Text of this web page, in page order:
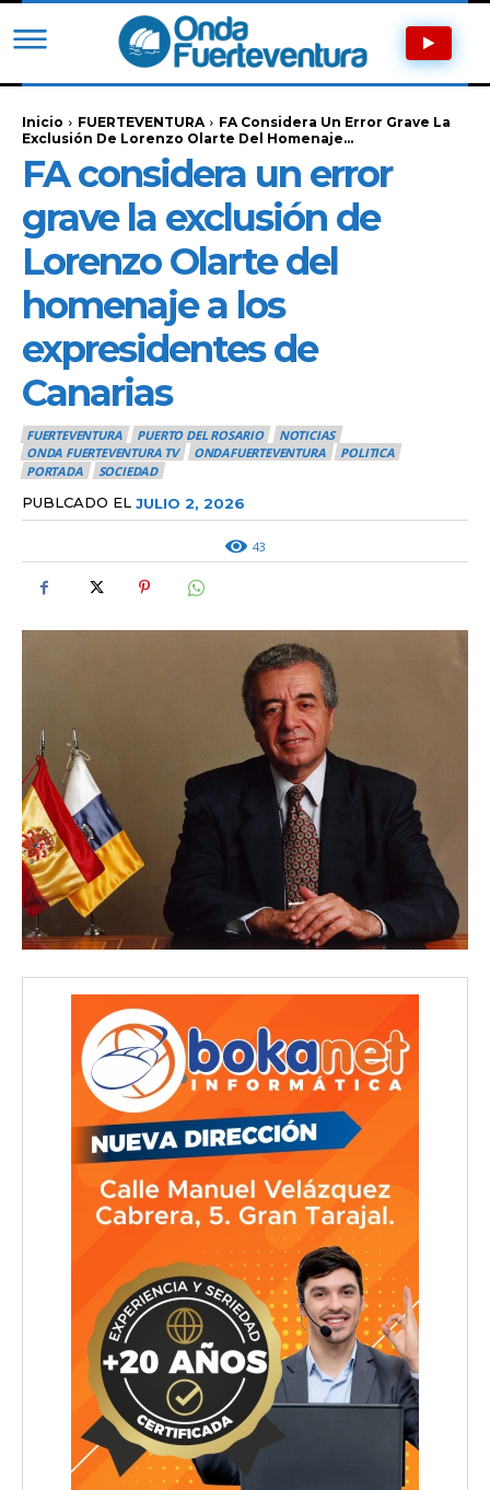
Inicio FUERTEVENTURA
FA Considera Un Error Grave La
Exclusión De Lorenzo Olarte Del Homenaje...
FA considera un error
grave la exclusión de
Lorenzo Olarte del
homenaje a los
expresidentes de
Canarias
FUERTEVENTURA PUERTO DEL ROSARIO
NOTICIAS
ONDA FUERTEVENTURA TV
ONDAFUERTEVENTURA
POLITICA
PORTADA
SOCIEDAD
PUBLCADO EL JULIO 2, 2026
43